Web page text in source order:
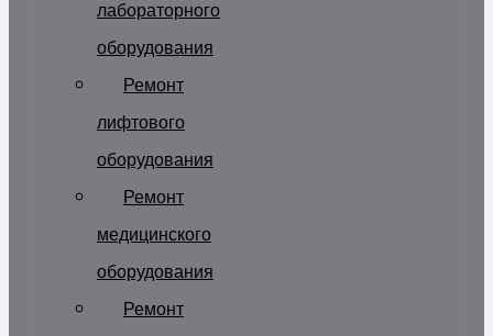
лабораторного
оборудования
Ремонт
лифтового
оборудования
Ремонт
медицинского
оборудования
Ремонт